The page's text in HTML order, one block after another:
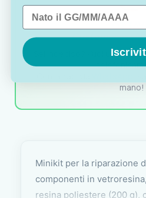
Customer
Sei indeciso? Vuoi un
mano!
Minikit per la riparazione
componenti in
resina poliestere (200 g),
Data di nascita